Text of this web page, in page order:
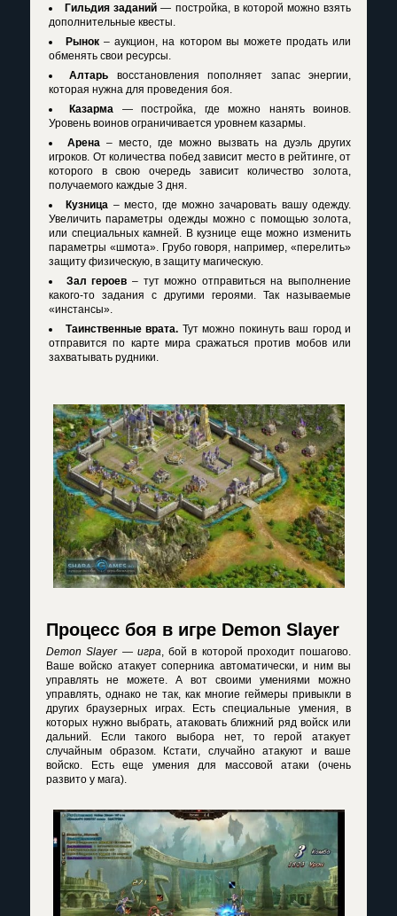
Гильдия заданий — постройка, в которой можно взять
дополнительные квесты.
Рынок – аукцион, на котором вы можете продать или
обменять свои ресурсы.
Алтарь восстановления пополняет запас энергии,
которая нужна для проведения боя.
Казарма
— постройка, где можно нанять воинов.
Уровень воинов ограничивается уровнем казармы.
Арена – место, где можно вызвать на дуэль других
игроков. От количества побед зависит место в рейтинге, от
которого в свою очередь зависит количество золота,
получаемого каждые 3 дня.
Кузница – место, где можно зачаровать вашу одежду.
Увеличить параметры одежды можно с помощью золота,
или специальных камней. В кузнице еще можно изменить
параметры «шмота». Грубо говоря, например, «перелить»
защиту физическую, в защиту магическую.
Зал героев – тут можно отправиться на выполнение
какого-то задания с другими героями. Так называемые
«инстансы».
Таинственные врата. Тут можно покинуть ваш город и
отправится по карте мира сражаться против мобов или
захватывать рудники.
Процесс боя в игре Demon Slayer
Demon Slayer — игра, бой в которой проходит пошагово.
Ваше войско атакует соперника автоматически, и ним вы
управлять не можете. А вот своими умениями можно
управлять, однако не так, как многие геймеры привыкли в
других браузерных играх. Есть специальные умения, в
которых нужно выбрать, атаковать ближний ряд войск или
дальний. Если такого выбора нет, то герой атакует
случайным образом. Кстати, случайно атакуют и ваше
войско. Есть еще умения для массовой атаки (очень
развито у мага).